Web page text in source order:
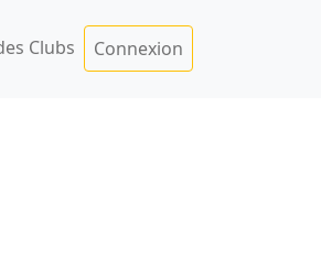
Clubs Connexion